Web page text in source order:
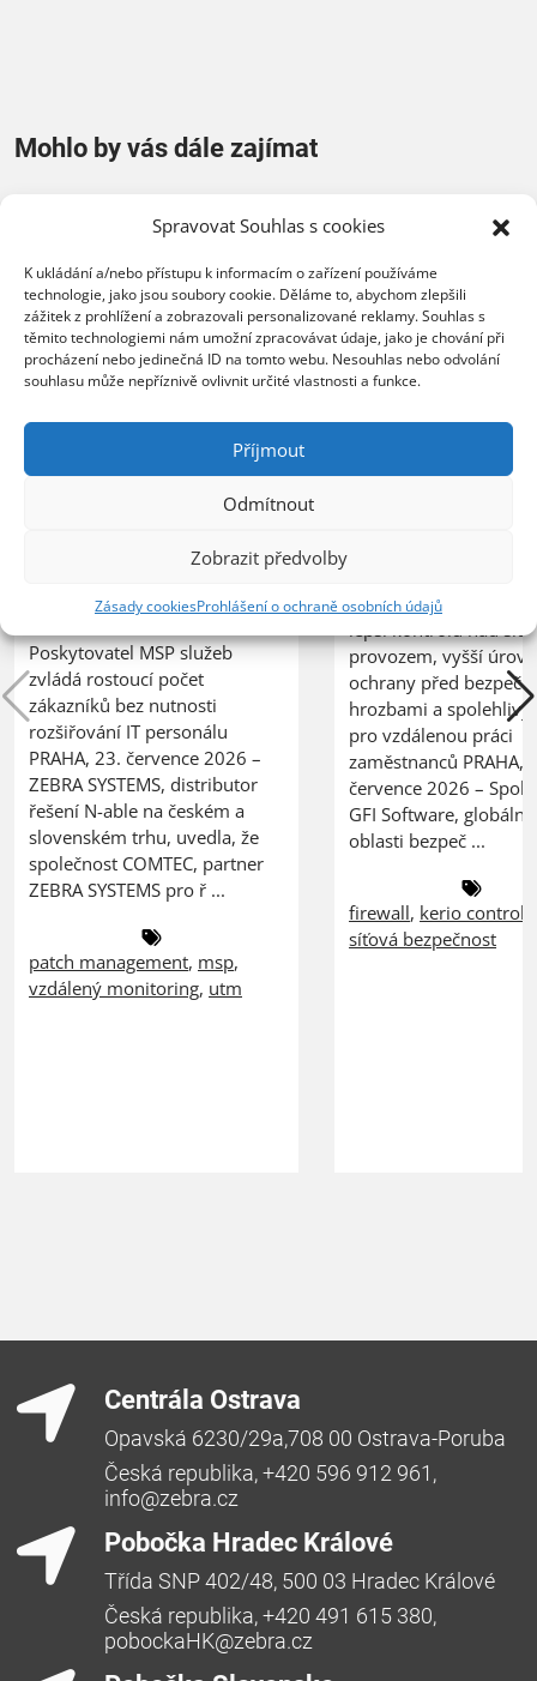
Spravovat Souhlas s cookies
K ukládání a/nebo přístupu k informacím o zařízení používáme
technologie, jako jsou soubory cookie. Děláme to, abychom zlepšili
zážitek z prohlížení a zobrazovali personalizované reklamy. Souhlas s
těmito technologiemi nám umožní zpracovávat údaje, jako je chování při
procházení nebo jedinečná ID na tomto webu. Nesouhlas nebo odvolání
souhlasu může nepříznivě ovlivnit určité vlastnosti a funkce.
Příjmout
Odmítnout
Zobrazit předvolby
Zásady cookiesProhlášení o ochraně osobních údajů
Mohlo by vás dále zajímat
ZEBRA SYSTEMS:
společnost COMTEC
úspěšně řídí svůj růst
23.07.2026
Poskytovatel MSP služeb
zvládá rostoucí počet
zákazníků bez nutnosti
rozšiřování IT personálu
PRAHA, 23. července 2026 –
ZEBRA SYSTEMS, distributor
řešení N-able na českém a
slovenském trhu, uvedla, že
společnost COMTEC, partner
ZEBRA SYSTEMS pro ř ...
patch management, msp,
vzdálený monitoring, utm
XERTEC
k zabezpečení
Organizace
lepší kontrolu nad
provozem, vyšší
ochrany před
hrozbami a spolehlivý
pro vzdálenou práci
zaměstnanců PRAHA,
července 2026 –
GFI Software,
oblasti bezpeč ...
firewall, kerio control
síťová bezpečnost
Centrála Ostrava
Opavská 6230/29a,708 00 Ostrava-Poruba
Česká republika, +420 596 912 961,
info@zebra.cz
Pobočka Hradec Králové
Třída SNP 402/48, 500 03 Hradec Králové
Česká republika, +420 491 615 380,
pobockaHK@zebra.cz